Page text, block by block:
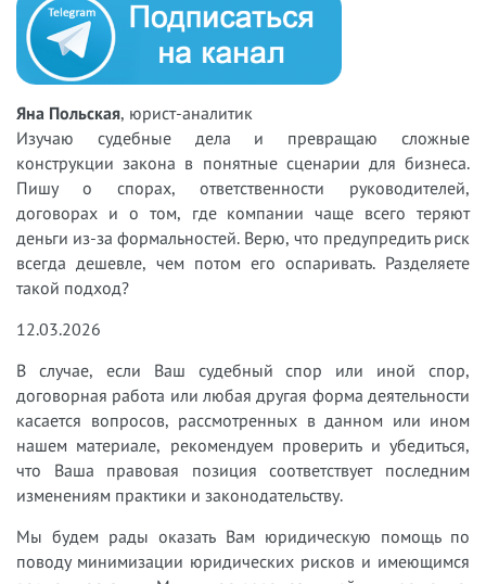
Яна Польская, юрист-аналитик
Изучаю судебные дела и превращаю сложные
конструкции закона в понятные сценарии для бизнеса.
Пишу о спорах, ответственности руководителей,
договорах и о том, где компании чаще всего теряют
деньги из-за формальностей. Верю, что предупредить риск
всегда дешевле, чем потом его оспаривать. Разделяете
такой подход?
12.03.2026
В случае, если Ваш судебный спор или иной спор,
договорная работа или любая другая форма деятельности
касается вопросов, рассмотренных в данном или ином
нашем материале, рекомендуем проверить и убедиться,
что Ваша правовая позиция соответствует последним
изменениям практики и законодательству.
Мы будем рады оказать Вам юридическую помощь по
поводу минимизации юридических рисков и имеющимся